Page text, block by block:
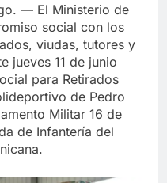
— El Ministerio de
social con los
viudas, tutores y
jueves 11 de junio
para Retirados
de Pedro
Militar 16 de
de Infantería del